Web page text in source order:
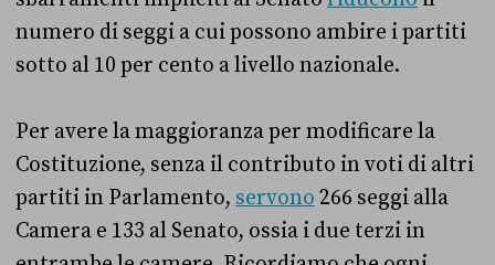
numero di seggi a cui possono ambire i partiti
sotto al 10 per cento a livello nazionale.
Per avere la maggioranza per modificare la
Costituzione, senza il contributo in voti di altri
partiti in Parlamento, servono 266 seggi alla
Camera e 133 al Senato, ossia i due terzi in